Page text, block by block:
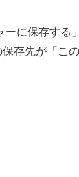
に保存する
存先が「こ